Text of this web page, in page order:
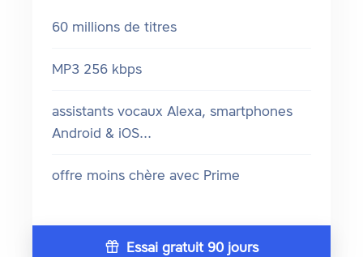
60 millions de titres
MP3 256 kbps
assistants vocaux Alexa, smartphones
Android & iOS...
offre moins chère avec Prime
Essai gratuit 90 jours